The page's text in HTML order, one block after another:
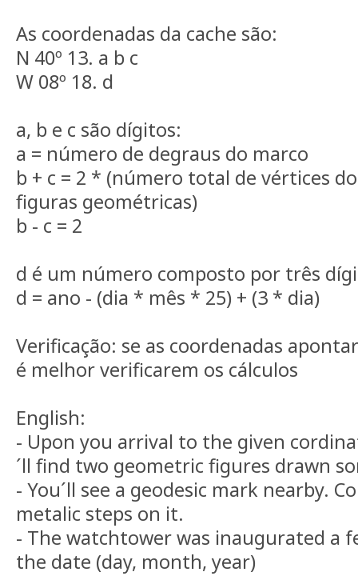
As coordenadas da cache são:
N 40º 13. a b c
W 08º 18. d
a, b e c são dígitos:
a = número de degraus do marco
b + c = 2 * (número total de vértices
figuras geométricas)
b - c = 2
d é um número composto por três
d = ano - (dia * mês * 25) + (3 * dia)
Verificação: se as coordenadas
é melhor verificarem os cálculos
English:
- Upon you arrival to the given
´ll find two geometric figures drawn
- You´ll see a geodesic mark nearby.
metalic steps on it.
- The watchtower was inaugurated a
the date (day, month, year)